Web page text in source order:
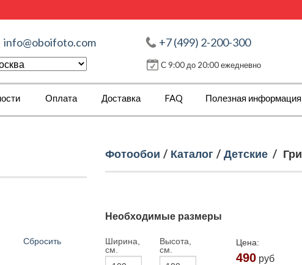
info@oboifoto.com +7 (499) 2-200-300
С 9:00 до 20:00 ежедневно
Оплата Доставка FAQ Полезная информация
Сбросить
Фотообои / Каталог / Детские /
Необходимые размеры
Ширина,
см.
Высота,
см.
Цена:
490 руб